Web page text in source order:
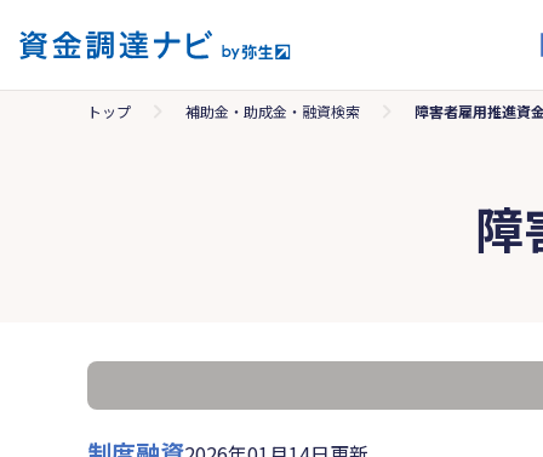
トップ 補助金・助成金・融資検索 障害者雇用推進資
障